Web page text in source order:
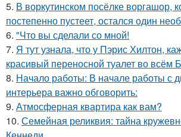
5. В воркутинском посёлке воргашор,
постепенно пустеет, остался один
6. "Что вы сделали со мной!
7. Я тут узнала, что у Пэрис Хилтон,
красивый переносной туалет во всём
8. Начало работы: В начале работы с
интерьера важно обговорить:
9. Атмосферная квартира как вам?
10. Семейная реликвия: тайна